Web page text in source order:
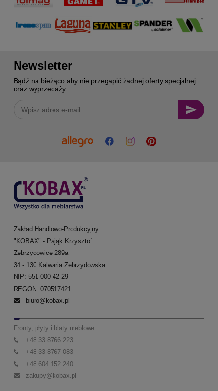
Newsletter
Bądź na bieżąco aby nie przegapić żadnej oferty specjalnej
oraz wyprzedaży.
Zakład Handlowo-Produkcyjny
"KOBAX" - Pająk Krzysztof
Zebrzydowice 289a
34 - 130 Kalwaria Zebrzydowska
NIP: 551-000-42-29
REGON: 070517421
biuro@kobax.pl
Fronty, płyty i blaty meblowe
+48 33 8766 223
+48 33 8767 083
+48 604 152 240
zakupy@kobax.pl